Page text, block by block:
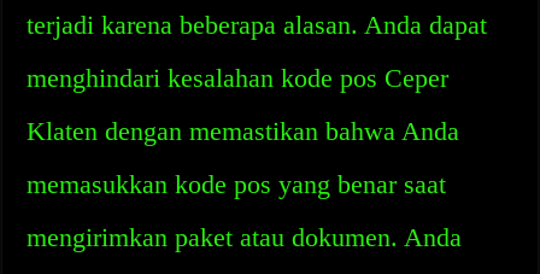
terjadi karena beberapa alasan. Anda dapat
menghindari kesalahan kode pos Ceper
Klaten dengan memastikan bahwa Anda
memasukkan kode pos yang benar saat
mengirimkan paket atau dokumen. Anda